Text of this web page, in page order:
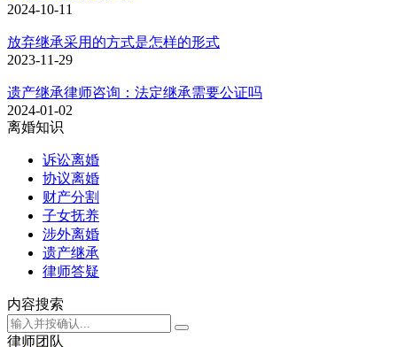
2024-10-11
放弃继承采用的方式是怎样的形式
2023-11-29
遗产继承律师咨询：法定继承需要公证吗
2024-01-02
离婚知识
诉讼离婚
协议离婚
财产分割
子女抚养
涉外离婚
遗产继承
律师答疑
内容搜索
律师团队